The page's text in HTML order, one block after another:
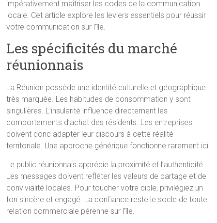
impérativement maîtriser les codes de la communication
locale. Cet article explore les leviers essentiels pour réussir
votre communication sur l’île.
Les spécificités du marché
réunionnais
La Réunion possède une identité culturelle et géographique
très marquée. Les habitudes de consommation y sont
singulières. L’insularité influence directement les
comportements d’achat des résidents. Les entreprises
doivent donc adapter leur discours à cette réalité
territoriale. Une approche générique fonctionne rarement ici.
Le public réunionnais apprécie la proximité et l’authenticité.
Les messages doivent refléter les valeurs de partage et de
convivialité locales. Pour toucher votre cible, privilégiez un
ton sincère et engagé. La confiance reste le socle de toute
relation commerciale pérenne sur l’île.